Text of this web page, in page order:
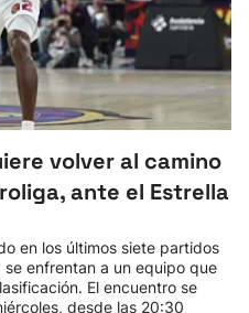
volver al camino
ante el Estrella
en los últimos siete partidos
enfrentan a un equipo que
El encuentro se
desde las 20:30